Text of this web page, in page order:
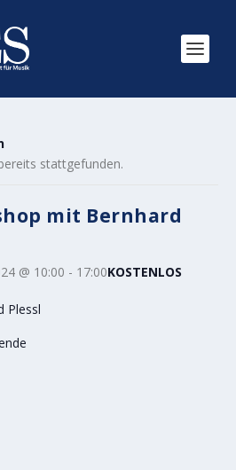
stattgefunden.
mit Bernhard
@ 10:00 - 17:00KOSTENLOS
Plessl